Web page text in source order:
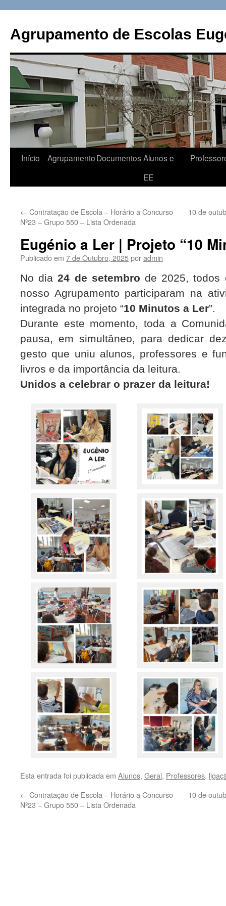
o
conteúdo
Agrupamento de Escolas
Início AgrupamentoDocumentos Alunos e
EE
← Contratação de Escola – Horário a Concurso
Nº23 – Grupo 550 – Lista Ordenada
10 de
Eugénio a Ler | Projeto “10
Publicado em 7 de Outubro, 2025poradmin
No dia24 de setembro de 2025, todos
nosso Agrupamento participaram na
integrada no projeto “10 Minutos a Ler”.
Durante este momento, toda a
pausa, em simultâneo, para dedicar
gesto que uniu alunos, professores e
livros e da importância da leitura.
Unidos a celebrar o prazer da leitura!
Esta entrada foi publicada em Alunos, Geral, Professores.
← Contratação de Escola – Horário a Concurso
Nº23 – Grupo 550 – Lista Ordenada
10 de